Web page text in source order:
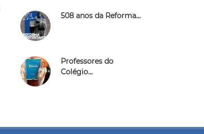
508 anos da Reforma...
Professores do
Colégio...